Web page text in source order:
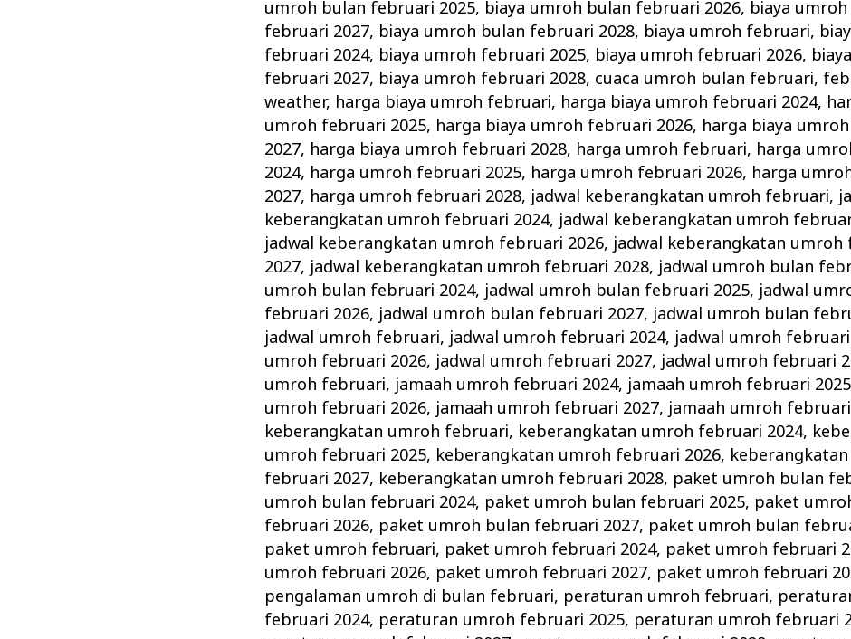
umroh bulan februari 2025, biaya umroh bulan februari 2026, biaya
februari 2027, biaya umroh bulan februari 2028, biaya umroh februari,
februari 2024, biaya umroh februari 2025, biaya umroh februari 2026,
februari 2027, biaya umroh februari 2028, cuaca umroh bulan februari,
weather, harga biaya umroh februari, harga biaya umroh februari 2024,
umroh februari 2025, harga biaya umroh februari 2026, harga biaya
2027, harga biaya umroh februari 2028, harga umroh februari, harga
2024, harga umroh februari 2025, harga umroh februari 2026, harga
2027, harga umroh februari 2028, jadwal keberangkatan umroh februari,
keberangkatan umroh februari 2024, jadwal keberangkatan umroh
jadwal keberangkatan umroh februari 2026, jadwal keberangkatan umroh
2027, jadwal keberangkatan umroh februari 2028, jadwal umroh bulan
umroh bulan februari 2024, jadwal umroh bulan februari 2025, jadwal
februari 2026, jadwal umroh bulan februari 2027, jadwal umroh bulan
jadwal umroh februari, jadwal umroh februari 2024, jadwal umroh
umroh februari 2026, jadwal umroh februari 2027, jadwal umroh februari
umroh februari, jamaah umroh februari 2024, jamaah umroh februari 2025
umroh februari 2026, jamaah umroh februari 2027, jamaah umroh
keberangkatan umroh februari, keberangkatan umroh februari 2024,
umroh februari 2025, keberangkatan umroh februari 2026,
februari 2027, keberangkatan umroh februari 2028, paket umroh bulan
umroh bulan februari 2024, paket umroh bulan februari 2025, paket
februari 2026, paket umroh bulan februari 2027, paket umroh bulan
paket umroh februari, paket umroh februari 2024, paket umroh februari
umroh februari 2026, paket umroh februari 2027, paket umroh februari
pengalaman umroh di bulan februari, peraturan umroh februari,
februari 2024, peraturan umroh februari 2025, peraturan umroh februari